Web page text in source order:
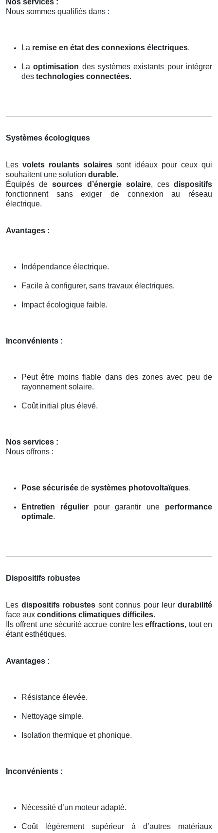
Nos services :
Nous sommes qualifiés dans :
La remise en état des connexions électriques.
Laoptimisation des systèmes existants pour intégrer
des technologies connectées.
Systèmes écologiques
Les volets roulants solairessont idéaux pour ceux qui
souhaitent une solution durable.
Équipés desources d’énergie solaire, cesdispositifs
fonctionnent sans exiger de connexion au réseau
électrique.
Avantages :
Indépendance électrique.
Facile à configurer, sans travaux électriques.
Impact écologique faible.
Inconvénients :
Peut être moins fiable dans des zones avec peu de
rayonnement solaire.
Coût initial plus élevé.
Nos services :
Nous offrons :
Pose sécurisée de systèmes photovoltaïques.
Entretien régulier pour garantir une performance
optimale.
Dispositifs robustes
Les dispositifs robustes sont connus pour leurdurabilité
face aux conditions climatiques difficiles.
Ils offrent une sécurité accrue contre leseffractions, tout en
étant esthétiques.
Avantages :
Résistance élevée.
Nettoyage simple.
Isolation thermique et phonique.
Inconvénients :
Nécessité d’un moteur adapté.
Coût légèrement supérieur à d’autres matériaux